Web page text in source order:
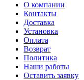
О компании
Контакты
Доставка
Установка
Оплата
Возврат
Политика
Наши работы
Оставить заявку